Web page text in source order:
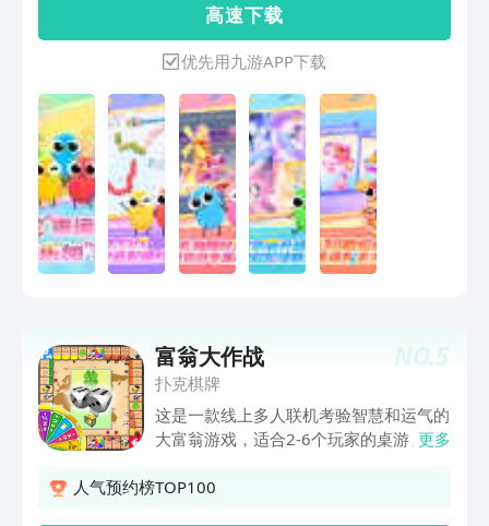
键，用巧妙的走位让蛇身被别人撞上，就
可以吃掉尸体迅速变长。 无尽模式or限
时模式，和小伙伴们比比谁更长吧！ 如
果你喜欢贪吃蛇大作战，欢迎随时给我们
留下宝贵的意见，推荐给好友一起来玩哦
~
高 速 下 载
优先用九游APP下载
NO.5
富翁大作战
扑克棋牌
这是一款线上多人联机考验智慧和运气的
大富翁游戏，适合2-6个玩家的桌游。你
资产，以及体验到惊险刺激大转盘。在棋
更多
人气预约榜TOP100